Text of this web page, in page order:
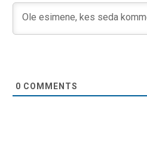
0 COMMENTS